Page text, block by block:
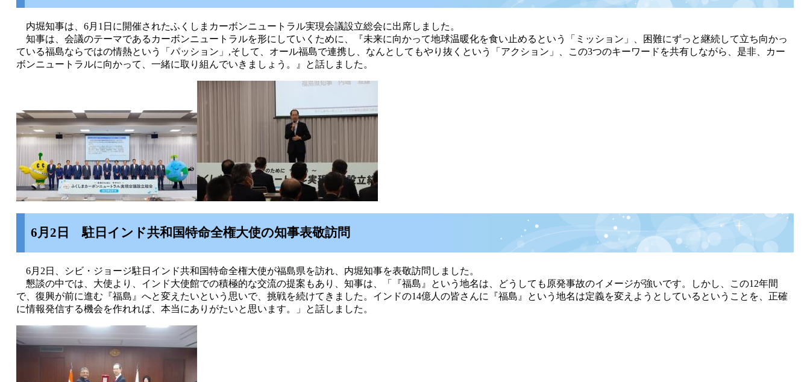
内堀知事は、6月1日に開催されたふくしまカーボンニュートラル実現会議設立総会に出席しました。
知事は、会議のテーマであるカーボンニュートラルを形にしていくために、『未来に向かって地球温暖化を食い止めるという「ミッション」、困難にずっと継続して立ち向かっ
ている福島ならではの情熱という「パッション」,そして、オール福島で連携し、なんとしてもやり抜くという「アクション」、この3つのキーワードを共有しながら、是非、カー
ボンニュートラルに向かって、一緒に取り組んでいきましょう。』と話しました。
6月2日駐日インド共和国特命全権大使の知事表敬訪問
6月2日、シビ・ジョージ駐日インド共和国特命全権大使が福島県を訪れ、内堀知事を表敬訪問しました。
懇談の中では、大使より、インド大使館での積極的な交流の提案もあり、知事は、「『福島』という地名は、どうしても原発事故のイメージが強いです。しかし、この12年間
で、復興が前に進む『福島』へと変えたいという思いで、挑戦を続けてきました。インドの14億人の皆さんに『福島』という地名は定義を変えようとしているということを、正確
に情報発信する機会を作れれば、本当にありがたいと思います。」と話しました。